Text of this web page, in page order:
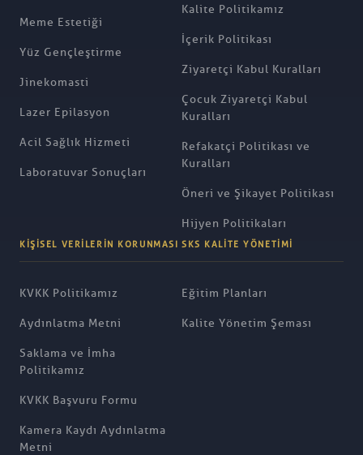
Meme Estetiği
Yüz Gençleştirme
Jinekomasti
Lazer Epilasyon
Acil Sağlık Hizmeti
Laboratuvar Sonuçları
Kalite Politikamız
İçerik Politikası
Ziyaretçi Kabul Kuralları
Çocuk Ziyaretçi Kabul
Kuralları
Refakatçi Politikası ve
Kuralları
Öneri ve Şikayet Politikası
Hijyen Politikaları
KIŞISEL VERILERIN KORUNMASI
KVKK Politikamız
Aydınlatma Metni
Saklama ve İmha
Politikamız
KVKK Başvuru Formu
Kamera Kaydı Aydınlatma
Metni
SKS KALITE YÖNETIMI
Eğitim Planları
Kalite Yönetim Şeması